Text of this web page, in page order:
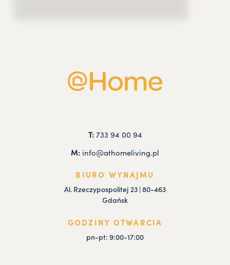
T:733 94 00 94
M: info@athomeliving.pl
BIURO WYNAJMU
Al. Rzeczypospolitej 23 | 80-463
Gdańsk
GODZINY OTWARCIA
pn-pt: 9:00-17:00